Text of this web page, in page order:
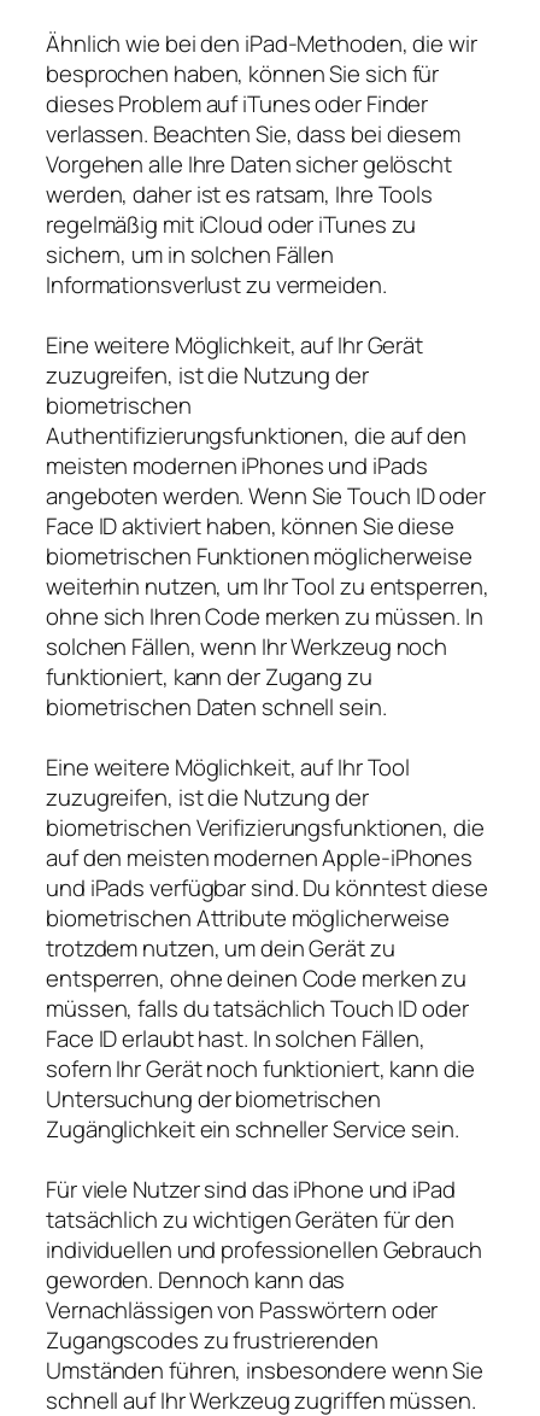
Ähnlich wie bei den iPad-Methoden, die wir
besprochen haben, können Sie sich für
dieses Problem auf iTunes oder Finder
verlassen. Beachten Sie, dass bei diesem
Vorgehen alle Ihre Daten sicher gelöscht
werden, daher ist es ratsam, Ihre Tools
regelmäßig mit iCloud oder iTunes zu
sichern, um in solchen Fällen
Informationsverlust zu vermeiden.
Eine weitere Möglichkeit, auf Ihr Gerät
zuzugreifen, ist die Nutzung der
biometrischen
Authentifizierungsfunktionen, die auf den
meisten modernen iPhones und iPads
angeboten werden. Wenn Sie Touch ID oder
Face ID aktiviert haben, können Sie diese
biometrischen Funktionen möglicherweise
weiterhin nutzen, um Ihr Tool zu entsperren,
ohne sich Ihren Code merken zu müssen. In
solchen Fällen, wenn Ihr Werkzeug noch
funktioniert, kann der Zugang zu
biometrischen Daten schnell sein.
Eine weitere Möglichkeit, auf Ihr Tool
zuzugreifen, ist die Nutzung der
biometrischen Verifizierungsfunktionen, die
auf den meisten modernen Apple-iPhones
und iPads verfügbar sind. Du könntest diese
biometrischen Attribute möglicherweise
trotzdem nutzen, um dein Gerät zu
entsperren, ohne deinen Code merken zu
müssen, falls du tatsächlich Touch ID oder
Face ID erlaubt hast. In solchen Fällen,
sofern Ihr Gerät noch funktioniert, kann die
Untersuchung der biometrischen
Zugänglichkeit ein schneller Service sein.
Für viele Nutzer sind das iPhone und iPad
tatsächlich zu wichtigen Geräten für den
individuellen und professionellen Gebrauch
geworden. Dennoch kann das
Vernachlässigen von Passwörtern oder
Zugangscodes zu frustrierenden
Umständen führen, insbesondere wenn Sie
schnell auf Ihr Werkzeug zugriffen müssen.